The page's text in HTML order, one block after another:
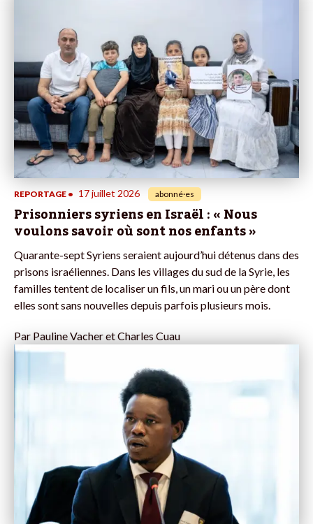
REPORTAGE • 17 juillet 2026 abonné·es
Prisonniers syriens en Israël : « Nous
voulons savoir où sont nos enfants »
Quarante-sept Syriens seraient aujourd’hui détenus dans des
prisons israéliennes. Dans les villages du sud de la Syrie, les
familles tentent de localiser un fils, un mari ou un père dont
elles sont sans nouvelles depuis parfois plusieurs mois.
Par Pauline Vacher et Charles Cuau